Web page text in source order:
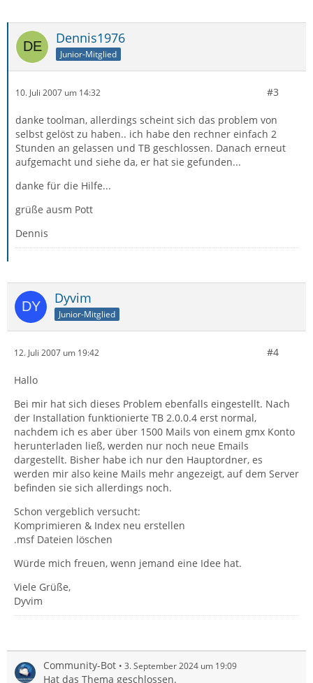
Dennis1976
Junior-Mitglied
10. Juli 2007 um 14:32 #3
danke toolman, allerdings scheint sich das problem von
selbst gelöst zu haben.. ich habe den rechner einfach 2
Stunden an gelassen und TB geschlossen. Danach erneut
aufgemacht und siehe da, er hat sie gefunden...
danke für die Hilfe...
grüße ausm Pott
Dennis
Dyvim
Junior-Mitglied
12. Juli 2007 um 19:42 #4
Hallo
Bei mir hat sich dieses Problem ebenfalls eingestellt. Nach
der Installation funktionierte TB 2.0.0.4 erst normal,
nachdem ich es aber über 1500 Mails von einem gmx Konto
herunterladen ließ, werden nur noch neue Emails
dargestellt. Bisher habe ich nur den Hauptordner, es
werden mir also keine Mails mehr angezeigt, auf dem Server
befinden sie sich allerdings noch.
Schon vergeblich versucht:
Komprimieren & Index neu erstellen
.msf Dateien löschen
Würde mich freuen, wenn jemand eine Idee hat.
Viele Grüße,
Dyvim
Community-Bot 3. September 2024 um 19:09
Hat das Thema geschlossen.